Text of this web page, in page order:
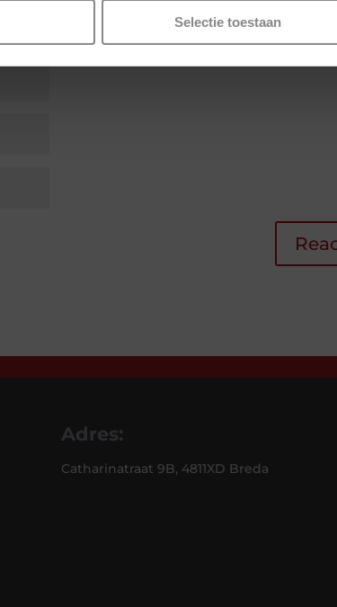
Selectie toestaan
Adres:
Catharinatraat 9B, 4811XD Breda